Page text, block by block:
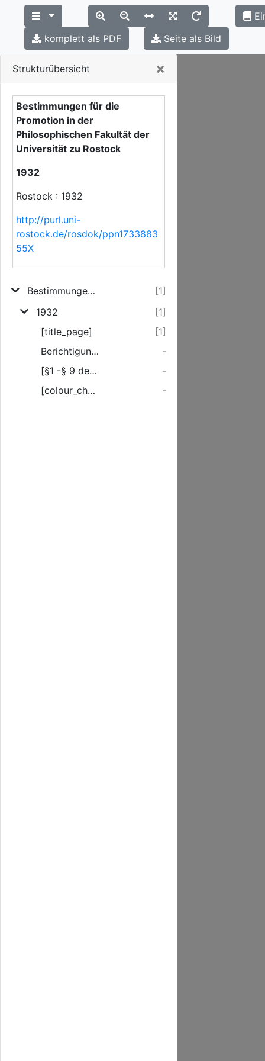
Strukturübersicht ×
Bestimmungen für die
Promotion in der
Philosophischen Fakultät der
Universität zu Rostock
1932
Rostock : 1932
http://purl.uni-
rostock.de/rosdok/ppn1733883
55X
Bestimmungen für die Promotion in der Philosophischen Fakultät der Universität zu Rostock
[1]
1932
[1]
[title_page]
[1]
Berichtigungen.
-
[§1 -§ 9 der Promotionsordnung]
-
[colour_checker]
-
komplett als PDF
Seite als Bild